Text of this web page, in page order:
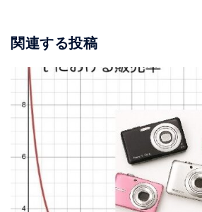
関連する投稿